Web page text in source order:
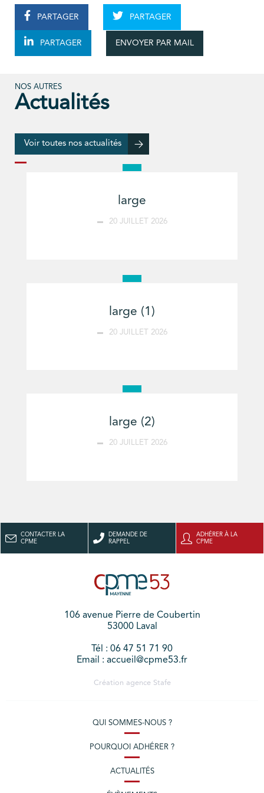
PARTAGER PARTAGER
PARTAGER ENVOYER PAR MAIL
NOS AUTRES
Actualités
Voir toutes nos actualités
large
20 JUILLET 2026
large (1)
20 JUILLET 2026
large (2)
20 JUILLET 2026
CONTACTER LA
CPME
DEMANDE DE
RAPPEL
ADHÉRER À LA
CPME
106 avenue Pierre de Coubertin
53000 Laval
Tél : 06 47 51 71 90
Email : accueil@cpme53.fr
Création agence Stafe
QUI SOMMES-NOUS ?
POURQUOI ADHÉRER ?
ACTUALITÉS